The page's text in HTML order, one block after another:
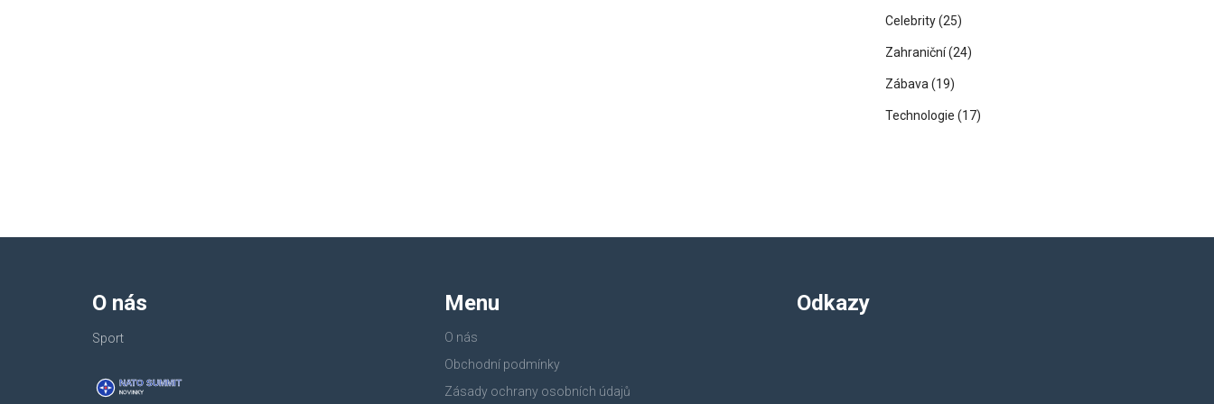
Celebrity(25)
Zahraniční(24)
Zábava (19)
Technologie (17)
O nás
Sport
Menu
O nás
Obchodní podmínky
Zásady ochrany osobních údajů
Odkazy